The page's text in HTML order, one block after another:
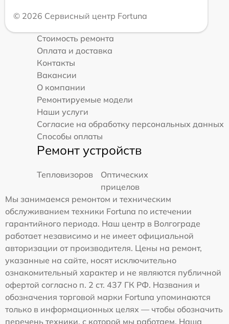
© 2026 Сервисный центр Fortuna
Стоимость ремонта
Оплата и доставка
Контакты
Вакансии
О компании
Ремонтируемые модели
Наши услуги
Согласие на обработку персональных данных
Способы оплаты
Ремонт устройств
Тепловизоров
Оптических
прицелов
Мы занимаемся ремонтом и техническим
обслуживанием техники Fortuna по истечении
гарантийного периода. Наш центр в Волгограде
работает независимо и не имеет официальной
авторизации от производителя. Цены на ремонт,
указанные на сайте, носят исключительно
ознакомительный характер и не являются публичной
офертой согласно п. 2 ст. 437 ГК РФ. Названия и
обозначения торговой марки Fortuna упоминаются
только в информационных целях — чтобы обозначить
перечень техники, с которой мы работаем. Наша